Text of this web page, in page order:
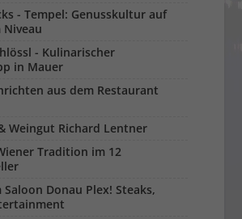
- Tempel: Genusskultur auf
- Kulinarischer
in Mauer
aus dem Restaurant
Weingut Richard Lentner
Tradition im 12
Donau Plex! Steaks,